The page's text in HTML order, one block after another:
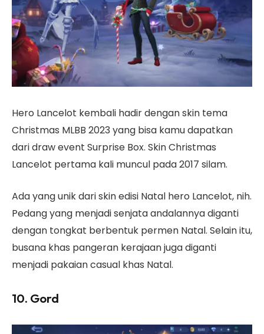
Hero Lancelot kembali hadir dengan skin tema
Christmas MLBB 2023 yang bisa kamu dapatkan
dari draw event Surprise Box. Skin Christmas
Lancelot pertama kali muncul pada 2017 silam.
Ada yang unik dari skin edisi Natal hero Lancelot, nih.
Pedang yang menjadi senjata andalannya diganti
dengan tongkat berbentuk permen Natal. Selain itu,
busana khas pangeran kerajaan juga diganti
menjadi pakaian casual khas Natal.
10. Gord